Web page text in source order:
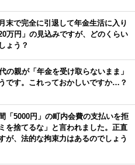
末で完全に引退して年金生活に入り
万円」の見込みですが、どのくらい
ょう？
の親が「年金を受け取らないまま」
です。これっておかしいですか…？
「5000円」の町内会費の支払いを拒
を捨てるな」と言われました。正直
が、法的な拘束力はあるのでしょう